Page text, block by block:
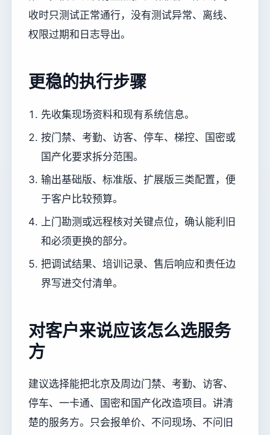
收时只测试正常通行，没有测试异常、离线、
权限过期和日志导出。
更稳的执行步骤
先收集现场资料和现有系统信息。
按门禁、考勤、访客、停车、梯控、国密或
国产化要求拆分范围。
输出基础版、标准版、扩展版三类配置，便
于客户比较预算。
上门勘测或远程核对关键点位，确认能利旧
和必须更换的部分。
把调试结果、培训记录、售后响应和责任边
界写进交付清单。
对客户来说应该怎么选服务
方
建议选择能把北京及周边门禁、考勤、访客、
停车、一卡通、国密和国产化改造项目。讲清
楚的服务方。只会报单价、不问现场、不问旧